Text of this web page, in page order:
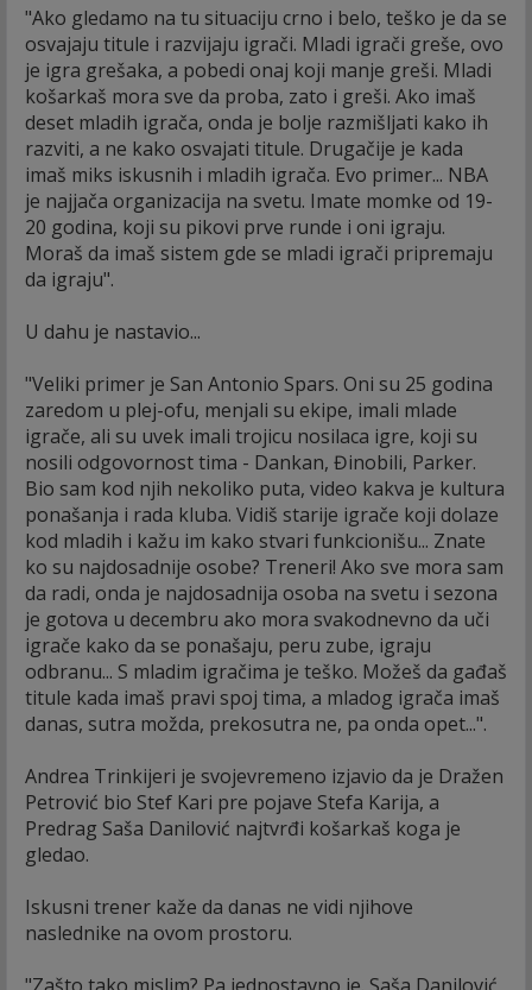
"Ako gledamo na tu situaciju crno i belo, teško je da se
osvajaju titule i razvijaju igrači. Mladi igrači greše, ovo
je igra grešaka, a pobedi onaj koji manje greši. Mladi
košarkaš mora sve da proba, zato i greši. Ako imaš
deset mladih igrača, onda je bolje razmišljati kako ih
razviti, a ne kako osvajati titule. Drugačije je kada
imaš miks iskusnih i mladih igrača. Evo primer... NBA
je najjača organizacija na svetu. Imate momke od 19-
20 godina, koji su pikovi prve runde i oni igraju.
Moraš da imaš sistem gde se mladi igrači pripremaju
da igraju".
U dahu je nastavio...
"Veliki primer je San Antonio Spars. Oni su 25 godina
zaredom u plej-ofu, menjali su ekipe, imali mlade
igrače, ali su uvek imali trojicu nosilaca igre, koji su
nosili odgovornost tima - Dankan, Đinobili, Parker.
Bio sam kod njih nekoliko puta, video kakva je kultura
ponašanja i rada kluba. Vidiš starije igrače koji dolaze
kod mladih i kažu im kako stvari funkcionišu... Znate
ko su najdosadnije osobe? Treneri! Ako sve mora sam
da radi, onda je najdosadnija osoba na svetu i sezona
je gotova u decembru ako mora svakodnevno da uči
igrače kako da se ponašaju, peru zube, igraju
odbranu... S mladim igračima je teško. Možeš da gađaš
titule kada imaš pravi spoj tima, a mladog igrača imaš
danas, sutra možda, prekosutra ne, pa onda opet...".
Andrea Trinkijeri je svojevremeno izjavio da je Dražen
Petrović bio Stef Kari pre pojave Stefa Karija, a
Predrag Saša Danilović najtvrđi košarkaš koga je
gledao.
Iskusni trener kaže da danas ne vidi njihove
naslednike na ovom prostoru.